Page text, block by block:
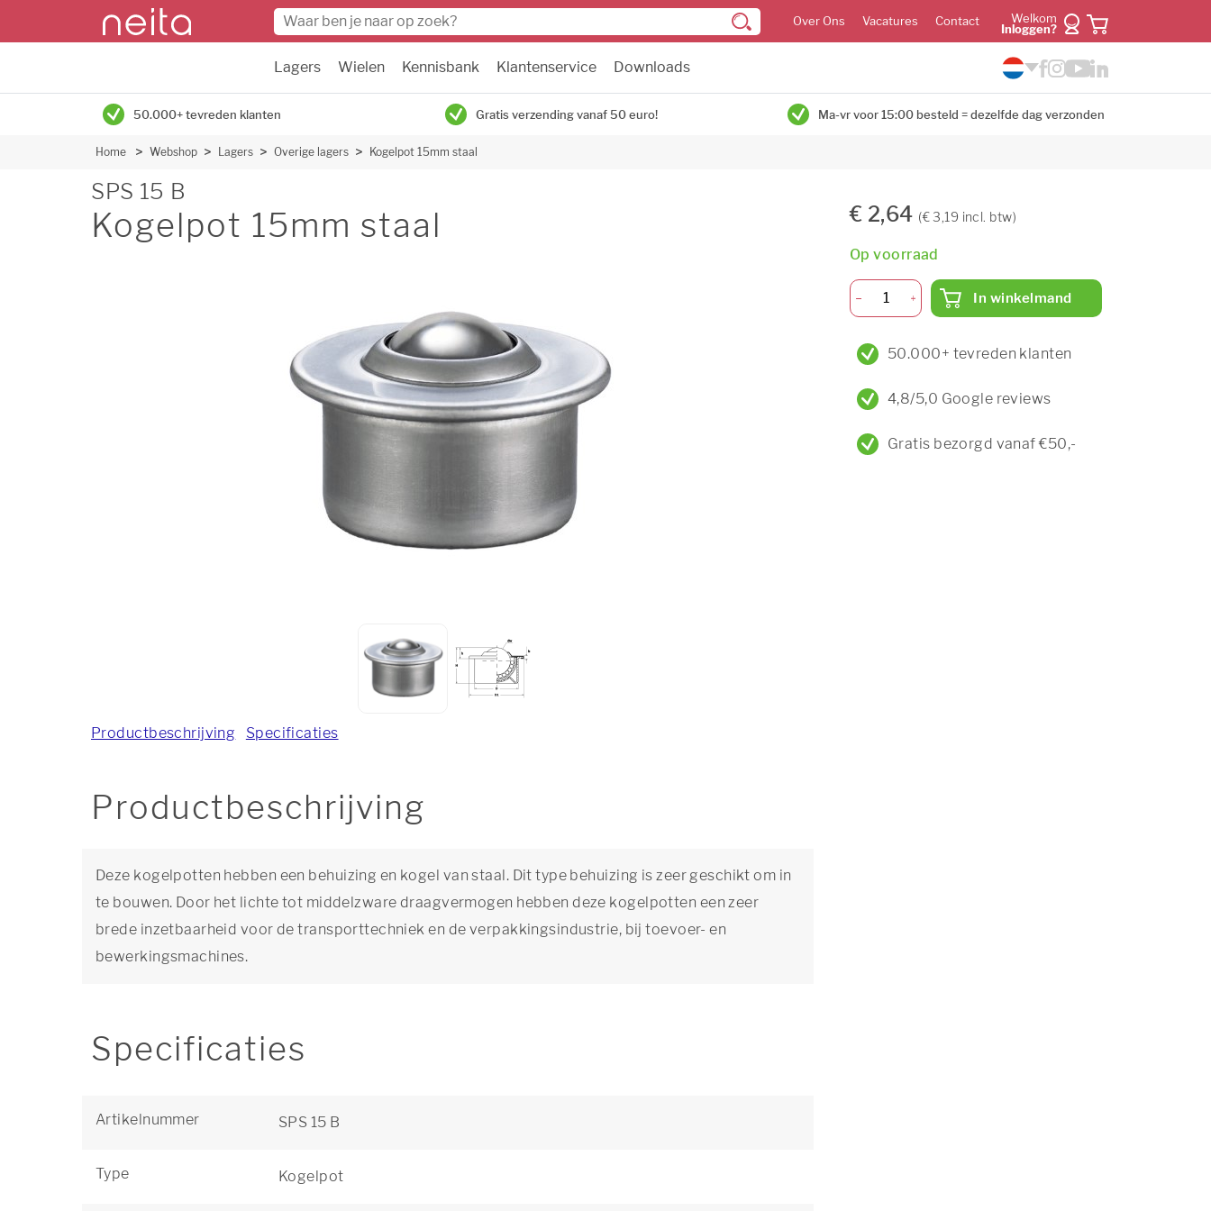
Over Ons Vacatures Contact
Welkom
Inloggen?
Lagers Wielen Kennisbank Klantenservice Downloads
50.000+ tevreden klanten Gratis verzending vanaf 50 euro! Ma-vr voor 15:00 besteld = dezelfde dag verzonden
Home Webshop Lagers Overige lagers Kogelpot 15mm staal
SPS 15 B
Kogelpot 15mm staal
Productbeschrijving Specificaties
Productbeschrijving
Deze kogelpotten hebben een behuizing en kogel van staal. Dit type behuizing is zeer geschikt om in
te bouwen. Door het lichte tot middelzware draagvermogen hebben deze kogelpotten een zeer
brede inzetbaarheid voor de transporttechniek en de verpakkingsindustrie, bij toevoer- en
bewerkingsmachines.
Specificaties
Artikelnummer SPS 15 B
Type Kogelpot
€ 2,64 (€ 3,19 incl. btw)
Op voorraad
In winkelmand
50.000+ tevreden klanten
4,8/5,0 Google reviews
Gratis bezorgd vanaf €50,-